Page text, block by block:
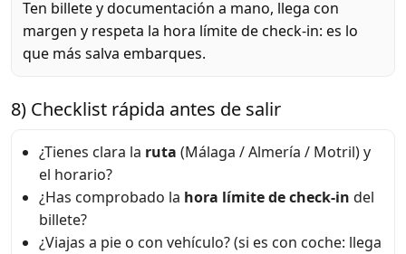
Ten billete y documentación a mano, llega con
margen y respeta la hora límite de check-in: es lo
que más salva embarques.
8) Checklist rápida antes de salir
¿Tienes clara la ruta (Málaga / Almería / Motril) y
el horario?
¿Has comprobado la hora límite de check-in del
billete?
¿Viajas a pie o con vehículo? (si es con coche: llega